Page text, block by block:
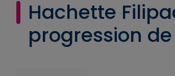
Hachette
progression de